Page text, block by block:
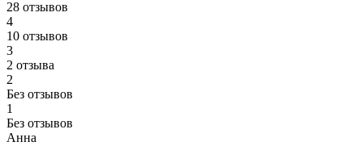
28 отзывов
4
10 отзывов
3
2 отзыва
2
Без отзывов
1
Без отзывов
Анна